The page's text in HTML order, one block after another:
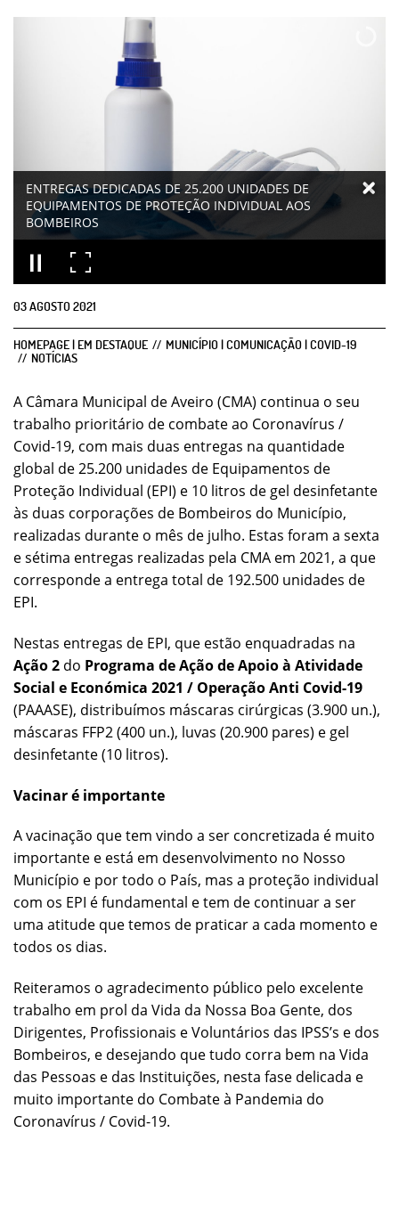
ENTREGAS DEDICADAS DE 25.200 UNIDADES DE
EQUIPAMENTOS DE PROTEÇÃO INDIVIDUAL AOS
BOMBEIROS
03AGOSTO2021
HOMEPAGE | EM DESTAQUE
MUNICÍPIO | COMUNICAÇÃO | COVID-19
NOTÍCIAS
A Câmara Municipal de Aveiro (CMA) continua o seu
trabalho prioritário de combate ao Coronavírus /
Covid-19, com mais duas entregas na quantidade
global de 25.200 unidades de Equipamentos de
Proteção Individual (EPI) e 10 litros de gel desinfetante
às duas corporações de Bombeiros do Município,
realizadas durante o mês de julho. Estas foram a sexta
e sétima entregas realizadas pela CMA em 2021, a que
corresponde a entrega total de 192.500 unidades de
EPI.
Nestas entregas de EPI, que estão enquadradas na
Ação 2 do Programa de Ação de Apoio à Atividade
Social e Económica 2021 / Operação Anti Covid-19
(PAAASE), distribuímos máscaras cirúrgicas (3.900 un.),
máscaras FFP2 (400 un.), luvas (20.900 pares) e gel
desinfetante (10 litros).
Vacinar é importante
A vacinação que tem vindo a ser concretizada é muito
importante e está em desenvolvimento no Nosso
Município e por todo o País, mas a proteção individual
com os EPI é fundamental e tem de continuar a ser
uma atitude que temos de praticar a cada momento e
todos os dias.
Reiteramos o agradecimento público pelo excelente
trabalho em prol da Vida da Nossa Boa Gente, dos
Dirigentes, Profissionais e Voluntários das IPSS’s e dos
Bombeiros, e desejando que tudo corra bem na Vida
das Pessoas e das Instituições, nesta fase delicada e
muito importante do Combate à Pandemia do
Coronavírus / Covid-19.